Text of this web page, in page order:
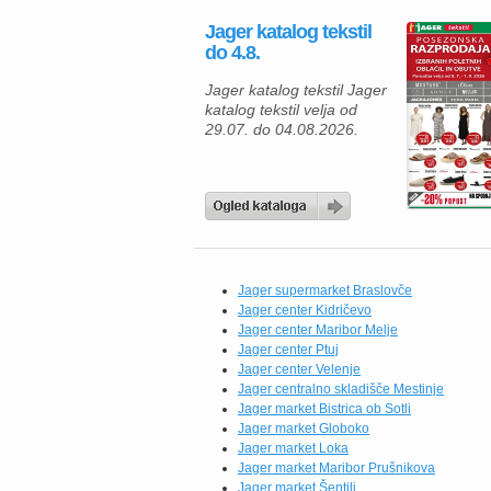
ugodnih cenah. Z
izbranimi izdelki boste
hitreje, kakovostneje in
zanesljiveje. Za izdelavo
predelnih sten ali
Jager katalog tekstil
do 4.8.
Jager katalog tekstil Jager
katalog tekstil velja od
29.07. do 04.08.2026.
Jager supermarket Braslovče
Jager center Kidričevo
Jager center Maribor Melje
Jager center Ptuj
Jager center Velenje
Jager centralno skladišče Mestinje
Jager market Bistrica ob Sotli
Jager market Globoko
Jager market Loka
Jager market Maribor Prušnikova
Jager market Šentilj